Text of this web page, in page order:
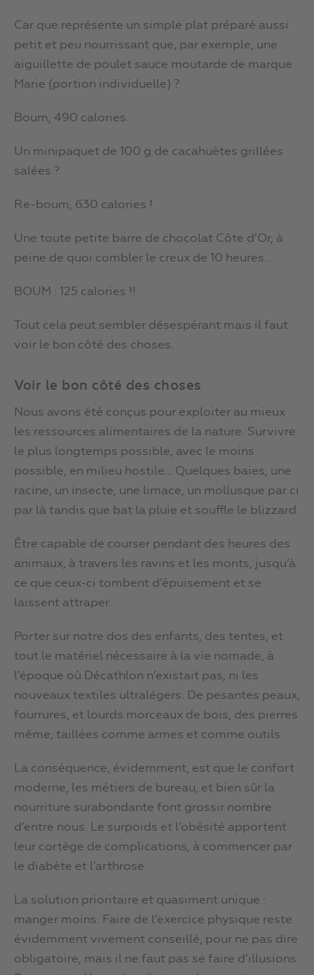
Car que représente un simple plat préparé aussi
petit et peu nourrissant que, par exemple, une
aiguillette de poulet sauce moutarde de marque
Marie (portion individuelle) ?
Boum, 490 calories.
Un minipaquet de 100 g de cacahuètes grillées
salées ?
Re-boum, 630 calories !
Une toute petite barre de chocolat Côte d’Or, à
peine de quoi combler le creux de 10 heures…
BOUM : 125 calories !!
Tout cela peut sembler désespérant mais il faut
voir le bon côté des choses.
Voir le bon côté des choses
Nous avons été conçus pour exploiter au mieux
les ressources alimentaires de la nature. Survivre
le plus longtemps possible, avec le moins
possible, en milieu hostile… Quelques baies, une
racine, un insecte, une limace, un mollusque par ci
par là tandis que bat la pluie et souffle le blizzard.
Être capable de courser pendant des heures des
animaux, à travers les ravins et les monts, jusqu’à
ce que ceux-ci tombent d’épuisement et se
laissent attraper.
Porter sur notre dos des enfants, des tentes, et
tout le matériel nécessaire à la vie nomade, à
l’époque où Décathlon n’existait pas, ni les
nouveaux textiles ultralégers. De pesantes peaux,
fourrures, et lourds morceaux de bois, des pierres
même, taillées comme armes et comme outils.
La conséquence, évidemment, est que le confort
moderne, les métiers de bureau, et bien sûr la
nourriture surabondante font grossir nombre
d’entre nous. Le surpoids et l’obésité apportent
leur cortège de complications, à commencer par
le diabète et l’arthrose.
La solution prioritaire et quasiment unique :
manger moins. Faire de l’exercice physique reste
évidemment vivement conseillé, pour ne pas dire
obligatoire, mais il ne faut pas se faire d’illusions.